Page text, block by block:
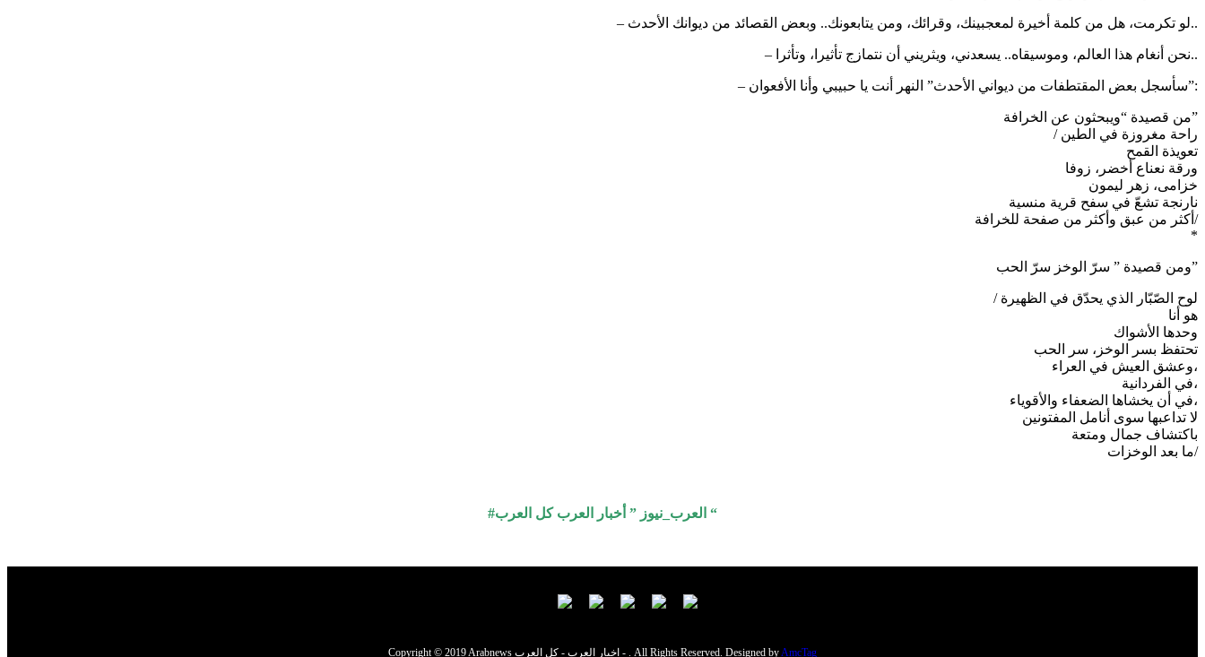
– لو تكرمت، هل من كلمة أخيرة لمعجبينك، وقرائك، ومن يتابعونك.. وبعض القصائد من ديوانك الأحدث..
– نحن أنغام هذا العالم، وموسيقاه.. يسعدني، ويثريني أن نتمازج تأثيرا، وتأثرا..
– سأسجل بعض المقتطفات من ديواني الأحدث” النهر أنت يا حبيبي وأنا الأفعوان”:
من قصيدة “ويبحثون عن الخرافة”
/ راحة مغروزة في الطين
تعويذة القمح
ورقة نعناع أخضر، زوفا
خزامى، زهر ليمون
نارنجة تشعّ في سفح قرية منسية
أكثر من عبق وأكثر من صفحة للخرافة/
*
ومن قصيدة ” سرّ الوخز سرّ الحب”
/ لوح الصّبّار الذي يحدّق في الظهيرة
هو أنا
وحدها الأشواك
تحتفظ بسر الوخز، سر الحب
وعشق العيش في العراء،
في الفردانية،
في أن يخشاها الضعفاء والأقوياء،
لا تداعبها سوى أنامل المفتونين
باكتشاف جمال ومتعة
ما بعد الوخزات/
#العرب_نيوز ” أخبار العرب كل العرب “
Copyright © 2019 Arabnews اخبار العرب - كل العرب - . All Rights Reserved. Designed byAmcTag